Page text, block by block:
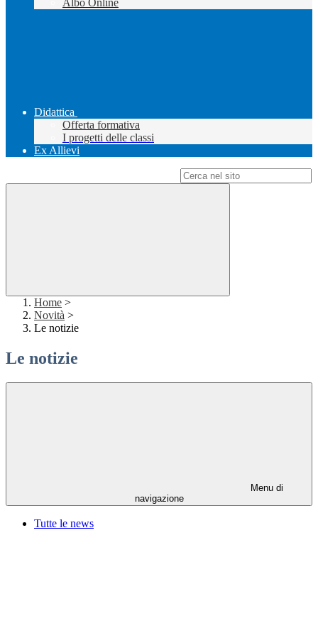
Albo Online
Didattica
Offerta formativa
I progetti delle classi
Ex Allievi
Home >
Novità >
Le notizie
Le notizie
Menu di
navigazione
Tutte le news